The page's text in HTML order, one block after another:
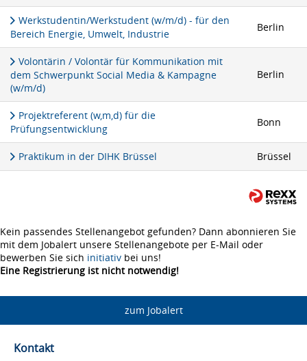
Werkstudentin/Werkstudent (w/m/d) - für den
Bereich Energie, Umwelt, Industrie
Berlin
Volontärin / Volontär für Kommunikation mit
dem Schwerpunkt Social Media & Kampagne
(w/m/d)
Berlin
Projektreferent (w,m,d) für die
Prüfungsentwicklung
Bonn
Praktikum in der DIHK Brüssel Brüssel
Kein passendes Stellenangebot gefunden? Dann abonnieren Sie
mit dem Jobalert unsere Stellenangebote per E-Mail oder
bewerben Sie sich initiativ bei uns!
Eine Registrierung ist nicht notwendig!
zum Jobalert
Kontakt